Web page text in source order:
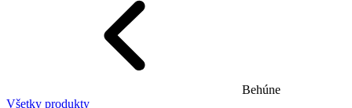
Behúne
Všetky produkty